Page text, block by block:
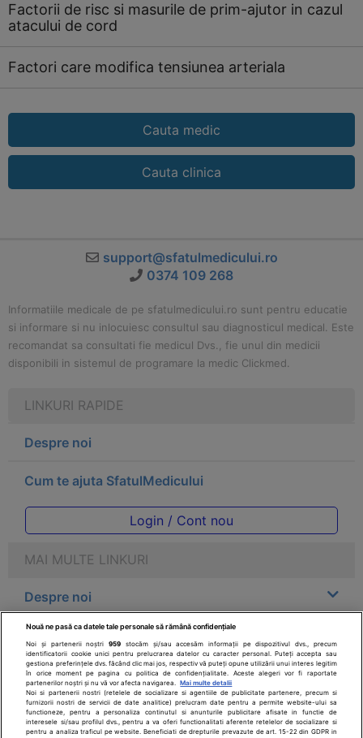
Factorii de risc si masurile de prim-ajutor in cazul
atacului de cord
Factori care modifica tensiunea arteriala
Cauta medic
Cauta clinica
support@sfatulmedicului.ro
0374 109 268
Informatiile medicale de pe sfatulmedicului.ro sunt pentru educatie
si informare si nu inlocuiesc consultul sau diagnosticul medical. Este
recomandat sa consultati fie medicul Dvs., fie unul din medicii
disponibili in sistemul de programare la medic Clickmed.
LINKURI RAPIDE
Despre noi
Cum te ajuta SfatulMedicului
Login / Cont nou
MAI MULTE LINKURI
Despre noi
Legal
Drepturile consumatorului
Parteneri
Nouă ne pasă ca datele tale personale să rămână confidențiale
Noi și partenerii noștri959 stocăm și/sau accesăm informații pe dispozitivul dvs., precum
identificatorii cookie unici pentru prelucrarea datelor cu caracter personal. Puteți accepta sau
gestiona preferințele dvs. făcând clic mai jos, respectiv vă puteți opune utilizării unui interes legitim
în orice moment pe pagina cu politica de confidențialitate. Aceste alegeri vor fi raportate
partenerilor noștri și nu vă vor afecta navigarea.
Mai multe detalii
Noi si partenerii nostri (retelele de socializare si agentiile de publicitate partenere, precum si
furnizorii nostri de servicii de date analitice) prelucram date pentru a permite website-ului sa
functioneze, pentru a personaliza continutul si anunturile publicitare afisate in functie de
interesele si/sau profilul dvs., pentru a va oferi functionalitati aferente retelelor de socializare si
pentru a analiza traficul pe website. Beneficiati de drepturile prevazute de art. 15-22 din GDPR in